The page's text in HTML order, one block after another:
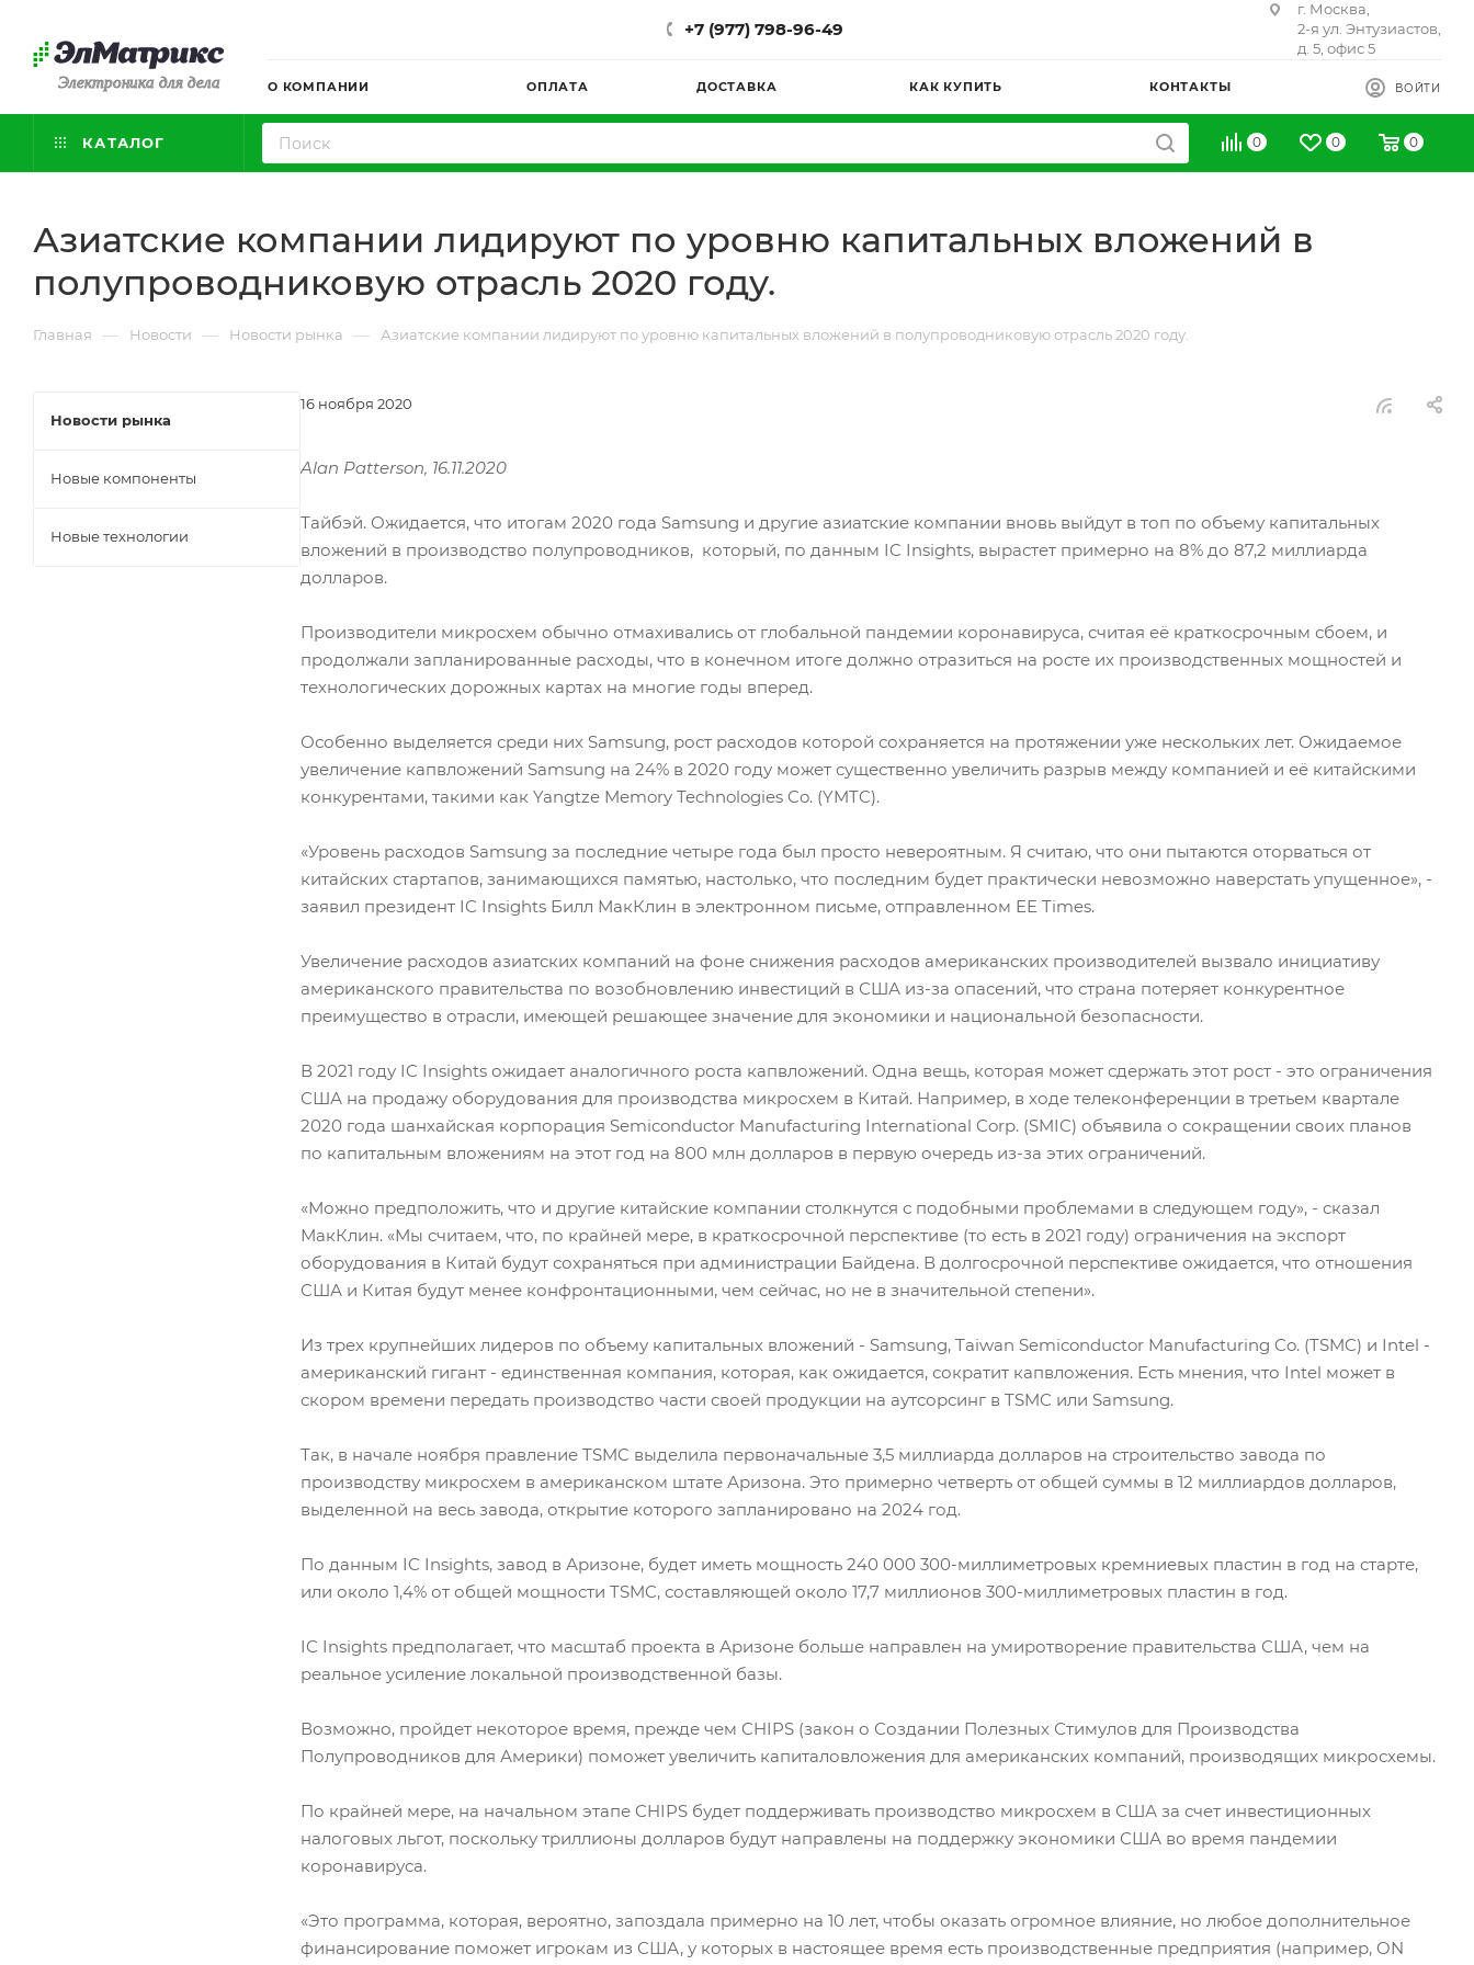
Электроника для дела
+7 (977) 798-96-49
г. Москва,
2-я ул. Энтузиастов,
д. 5, офис 5
О КОМПАНИИ ОПЛАТА ДОСТАВКА КАК КУПИТЬ КОНТАКТЫ ВОЙТИ
КАТАЛОГ 0 0 0
Азиатские компании лидируют по уровню капитальных вложений в
полупроводниковую отрасль 2020 году.
Главная — Новости — Новости рынка — Азиатские компании лидируют по уровню капитальных вложений в полупроводниковую отрасль 2020 году.
16 ноября 2020
Alan Patterson, 16.11.2020
Тайбэй. Ожидается, что итогам 2020 года Samsung и другие азиатские компании вновь выйдут в топ по объему капитальных
вложений в производство полупроводников, который, по данным IC Insights, вырастет примерно на 8% до 87,2 миллиарда
долларов.
Производители микросхем обычно отмахивались от глобальной пандемии коронавируса, считая её краткосрочным сбоем, и
продолжали запланированные расходы, что в конечном итоге должно отразиться на росте их производственных мощностей и
технологических дорожных картах на многие годы вперед.
Особенно выделяется среди них Samsung, рост расходов которой сохраняется на протяжении уже нескольких лет. Ожидаемое
увеличение капвложений Samsung на 24% в 2020 году может существенно увеличить разрыв между компанией и её китайскими
конкурентами, такими как Yangtze Memory Technologies Co. (YMTC).
«Уровень расходов Samsung за последние четыре года был просто невероятным. Я считаю, что они пытаются оторваться от
китайских стартапов, занимающихся памятью, настолько, что последним будет практически невозможно наверстать упущенное», -
заявил президент IC Insights Билл МакКлин в электронном письме, отправленном EE Times.
Увеличение расходов азиатских компаний на фоне снижения расходов американских производителей вызвало инициативу
американского правительства по возобновлению инвестиций в США из-за опасений, что страна потеряет конкурентное
преимущество в отрасли, имеющей решающее значение для экономики и национальной безопасности.
В 2021 году IC Insights ожидает аналогичного роста капвложений. Одна вещь, которая может сдержать этот рост - это ограничения
США на продажу оборудования для производства микросхем в Китай. Например, в ходе телеконференции в третьем квартале
2020 года шанхайская корпорация Semiconductor Manufacturing International Corp. (SMIC) объявила о сокращении своих планов
по капитальным вложениям на этот год на 800 млн долларов в первую очередь из-за этих ограничений.
«Можно предположить, что и другие китайские компании столкнутся с подобными проблемами в следующем году», - сказал
МакКлин. «Мы считаем, что, по крайней мере, в краткосрочной перспективе (то есть в 2021 году) ограничения на экспорт
оборудования в Китай будут сохраняться при администрации Байдена. В долгосрочной перспективе ожидается, что отношения
США и Китая будут менее конфронтационными, чем сейчас, но не в значительной степени».
Из трех крупнейших лидеров по объему капитальных вложений - Samsung, Taiwan Semiconductor Manufacturing Co. (TSMC) и Intel -
американский гигант - единственная компания, которая, как ожидается, сократит капвложения. Есть мнения, что Intel может в
скором времени передать производство части своей продукции на аутсорсинг в TSMC или Samsung.
Так, в начале ноября правление TSMC выделила первоначальные 3,5 миллиарда долларов на строительство завода по
производству микросхем в американском штате Аризона. Это примерно четверть от общей суммы в 12 миллиардов долларов,
выделенной на весь завода, открытие которого запланировано на 2024 год.
По данным IC Insights, завод в Аризоне, будет иметь мощность 240 000 300-миллиметровых кремниевых пластин в год на старте,
или около 1,4% от общей мощности TSMC, составляющей около 17,7 миллионов 300-миллиметровых пластин в год.
IC Insights предполагает, что масштаб проекта в Аризоне больше направлен на умиротворение правительства США, чем на
реальное усиление локальной производственной базы.
Возможно, пройдет некоторое время, прежде чем CHIPS (закон о Создании Полезных Стимулов для Производства
Полупроводников для Америки) поможет увеличить капиталовложения для американских компаний, производящих микросхемы.
По крайней мере, на начальном этапе CHIPS будет поддерживать производство микросхем в США за счет инвестиционных
налоговых льгот, поскольку триллионы долларов будут направлены на поддержку экономики США во время пандемии
коронавируса.
«Это программа, которая, вероятно, запоздала примерно на 10 лет, чтобы оказать огромное влияние, но любое дополнительное
финансирование поможет игрокам из США, у которых в настоящее время есть производственные предприятия (например, ON
Новости рынка
Новые компоненты
Новые технологии